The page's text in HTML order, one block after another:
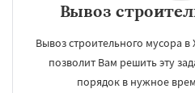
Вывоз
Вывоз строительного мусора
позволит Вам решить эту
порядок в нужное